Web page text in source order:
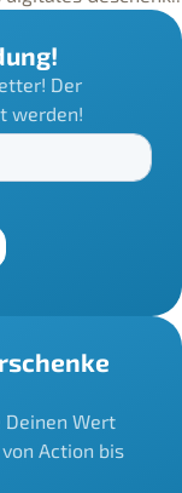
Der
werden!
Deinen Wert
Action bis